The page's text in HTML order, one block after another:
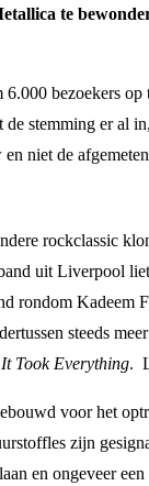
te
6.000 bezoekers
de stemming er al
niet de
rockclassic
uit Liverpool
rondom Kadeem
steeds
Took Everything.
voor het
zijn
en ongeveer